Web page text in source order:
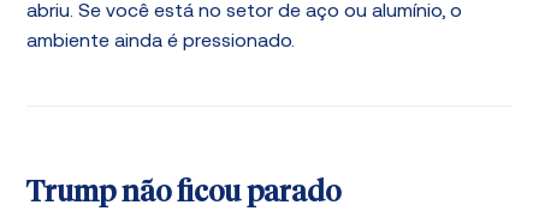
abriu. Se você está no setor de aço ou alumínio, o
ambiente ainda é pressionado.
Trump não ficou parado